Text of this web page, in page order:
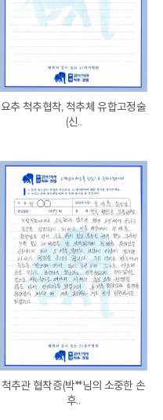
요추 척추협착, 척추체 유합고정술
(신..
척추관 협착증(박**님의 소중한 손
후..